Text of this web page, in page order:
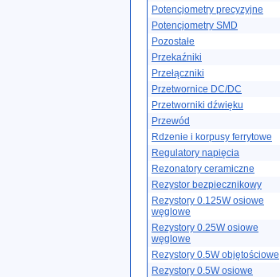
Potencjometry precyzyjne
Potencjometry SMD
Pozostałe
Przekaźniki
Przełączniki
Przetwornice DC/DC
Przetworniki dźwięku
Przewód
Rdzenie i korpusy ferrytowe
Regulatory napięcia
Rezonatory ceramiczne
Rezystor bezpiecznikowy
Rezystory 0.125W osiowe
węglowe
Rezystory 0.25W osiowe
węglowe
Rezystory 0.5W objętościowe
Rezystory 0.5W osiowe